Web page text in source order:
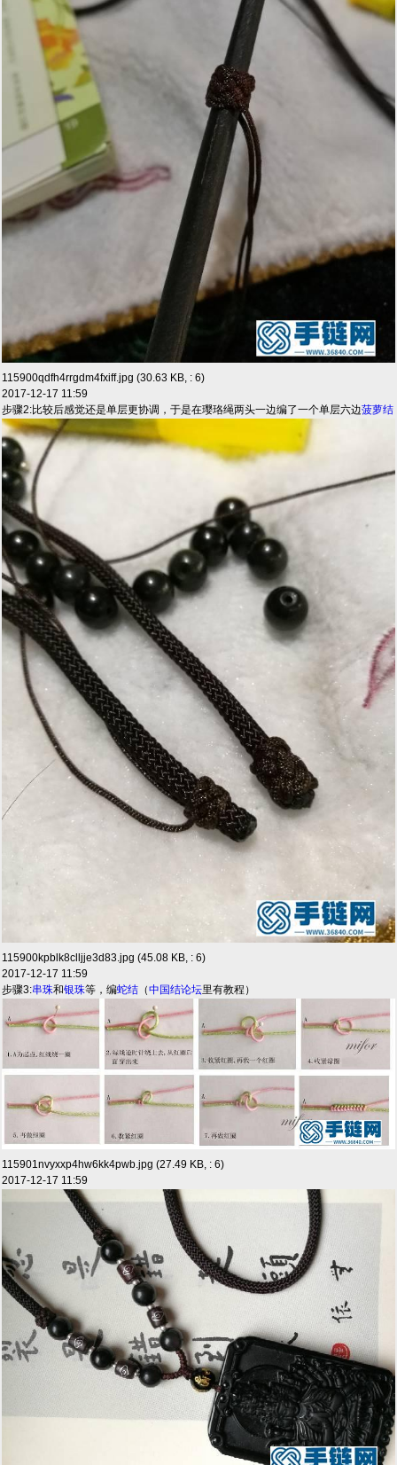
115900qdfh4rrgdm4fxiff.jpg (30.63 KB, : 6)
2017-12-17 11:59
步骤2:比较后感觉还是单层更协调，于是在璎珞绳两头一边编了一个单层六边菠萝结
115900kpblk8clljje3d83.jpg (45.08 KB, : 6)
2017-12-17 11:59
步骤3:串珠和银珠等，编蛇结 （中国结论坛里有教程）
115901nvyxxp4hw6kk4pwb.jpg (27.49 KB, : 6)
2017-12-17 11:59